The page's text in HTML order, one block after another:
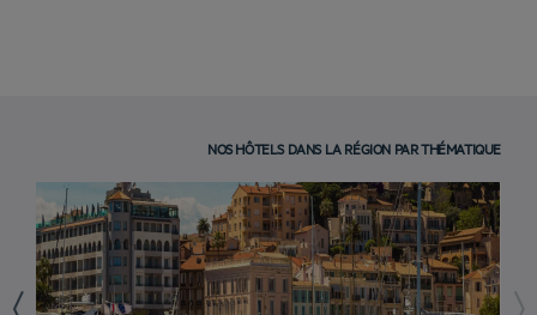
NOS HÔTELS DANS LA RÉGION PAR THÉMATIQUE